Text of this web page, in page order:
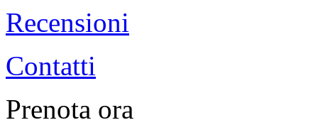
Recensioni
Contatti
Prenota ora